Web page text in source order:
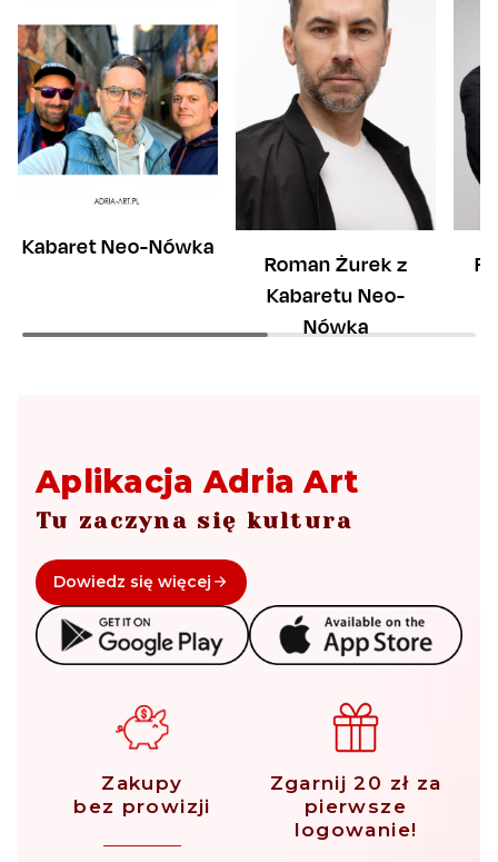
Kabaret Neo-Nówka
Roman Żurek z
Kabaretu Neo-
Nówka
Aplikacja Adria Art
Tu zaczyna się kultura
Dowiedz się więcej
Zakupy
bez prowizji
Zgarnij 20 zł za
pierwsze
logowanie!